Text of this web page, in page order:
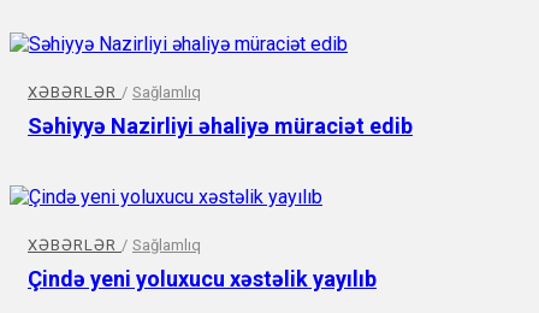
XƏBƏRLƏR / Sağlamlıq
Səhiyyə Nazirliyi əhaliyə müraciət edib
XƏBƏRLƏR / Sağlamlıq
Çində yeni yoluxucu xəstəlik yayılıb